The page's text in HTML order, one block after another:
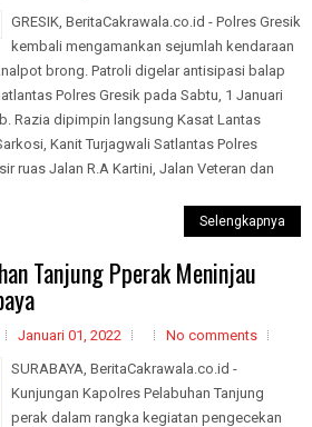
GRESIK, BeritaCakrawala.co.id - Polres Gresik
kembali mengamankan sejumlah kendaraan
brong. Patroli digelar antisipasi balap
Polres Gresik pada Sabtu, 1 Januari
Razia dipimpin langsung Kasat Lantas
Kanit Turjagwali Satlantas Polres
ruas Jalan R.A Kartini, Jalan Veteran dan
Selengkapnya
Tanjung Pperak Meninjau
Januari 01, 2022
No comments
SURABAYA, BeritaCakrawala.co.id -
Kunjungan Kapolres Pelabuhan Tanjung
perak dalam rangka kegiatan pengecekan